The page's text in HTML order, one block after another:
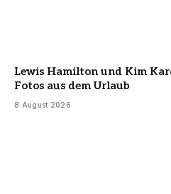
Lewis Hamilton und Kim
Fotos aus dem Urlaub
8 August 2026